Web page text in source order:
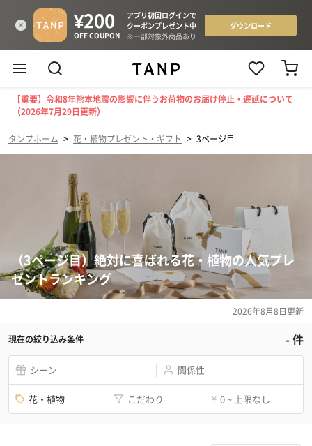
【重要】令和8年熊本地震の影響に伴うお荷物のお届け停止・遅延について
（2026年7月29日更新）
タンプホーム > 花・植物プレゼント・ギフト > 3ページ目
（3ページ目）絶対に喜ばれる花・植物の人気プレ
ゼントランキング
2026年8月8日更新
現在の絞り込み条件 -件
シーン 関係性
花・植物 こだわり ¥ 0 ~ 上限なし